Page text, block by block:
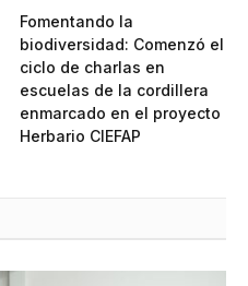
Fomentando la
biodiversidad: Comenzó el
ciclo de charlas en
escuelas de la cordillera
enmarcado en el proyecto
Herbario CIEFAP